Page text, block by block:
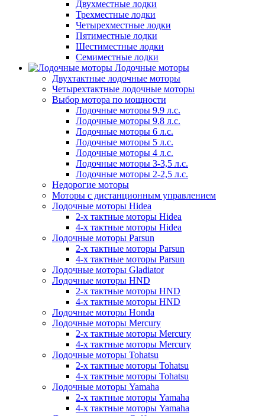
Двухместные лодки
Трехместные лодки
Четырехместные лодки
Пятиместные лодки
Шестиместные лодки
Семиместные лодки
Лодочные моторы
Двухтактные лодочные моторы
Четырехтактные лодочные моторы
Выбор мотора по мощности
Лодочные моторы 9.9 л.с.
Лодочные моторы 9.8 л.с.
Лодочные моторы 6 л.с.
Лодочные моторы 5 л.с.
Лодочные моторы 4 л.с.
Лодочные моторы 3-3,5 л.с.
Лодочные моторы 2-2,5 л.с.
Недорогие моторы
Моторы с дистанционным управлением
Лодочные моторы Hidea
2-х тактные моторы Hidea
4-х тактные моторы Hidea
Лодочные моторы Parsun
2-х тактные моторы Parsun
4-х тактные моторы Parsun
Лодочные моторы Gladiator
Лодочные моторы HND
2-х тактные моторы HND
4-х тактные моторы HND
Лодочные моторы Honda
Лодочные моторы Mercury
2-х тактные моторы Mercury
4-х тактные моторы Mercury
Лодочные моторы Tohatsu
2-х тактные моторы Tohatsu
4-х тактные моторы Tohatsu
Лодочные моторы Yamaha
2-х тактные моторы Yamaha
4-х тактные моторы Yamaha